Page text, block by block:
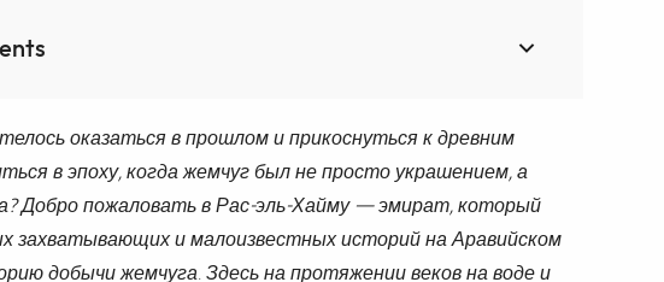
оказаться в прошлом и прикоснуться к древним
в эпоху, когда жемчуг был не просто украшением, а
Добро пожаловать в Рас-эль-Хайму — эмират, который
захватывающих и малоизвестных историй на Аравийском
добычи жемчуга. Здесь на протяжении веков на воде и